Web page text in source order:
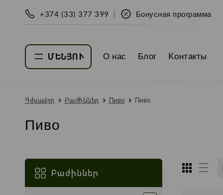
+374 (33) 377 399 Бонусная программа
ՄԵՆՅՈՒ О нас Блог Kонтакты
Գլխավոր Բաժիններ Пиво Пиво
Пиво
Բաժիններ